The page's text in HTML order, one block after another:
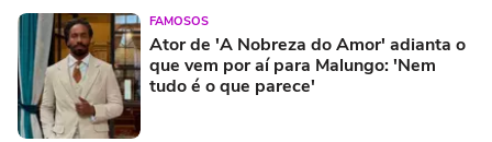
FAMOSOS
Ator de 'A Nobreza do Amor' adianta o
que vem por aí para Malungo: 'Nem
tudo é o que parece'